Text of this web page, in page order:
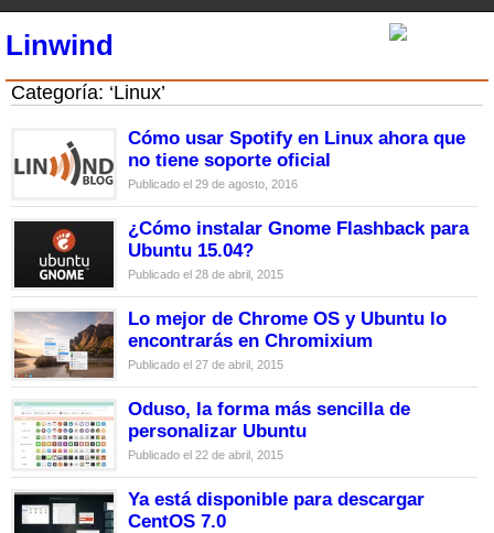
Linwind
Categoría: ‘Linux’
Cómo usar Spotify en Linux ahora que
no tiene soporte oficial
Publicado el 29 de agosto, 2016
¿Cómo instalar Gnome Flashback para
Ubuntu 15.04?
Publicado el 28 de abril, 2015
Lo mejor de Chrome OS y Ubuntu lo
encontrarás en Chromixium
Publicado el 27 de abril, 2015
Oduso, la forma más sencilla de
personalizar Ubuntu
Publicado el 22 de abril, 2015
Ya está disponible para descargar
CentOS 7.0